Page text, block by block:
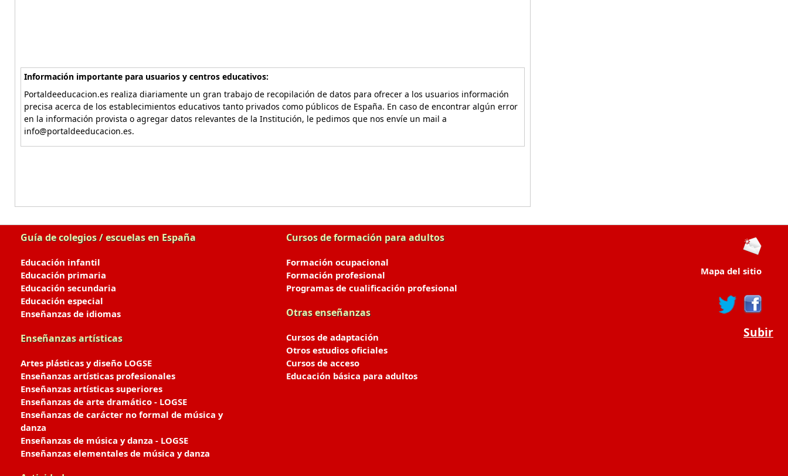
Información importante para usuarios y centros educativos:
Portaldeeducacion.es realiza diariamente un gran trabajo de recopilación de datos para ofrecer a los usuarios información
precisa acerca de los establecimientos educativos tanto privados como públicos de España. En caso de encontrar algún error
en la información provista o agregar datos relevantes de la Institución, le pedimos que nos envíe un mail a
info@portaldeeducacion.es.
Guía de colegios / escuelas en España
Educación infantil
Educación primaria
Educación secundaria
Educación especial
Enseñanzas de idiomas
Enseñanzas artísticas
Artes plásticas y diseño LOGSE
Enseñanzas artísticas profesionales
Enseñanzas artísticas superiores
Enseñanzas de arte dramático - LOGSE
Enseñanzas de carácter no formal de música y
danza
Enseñanzas de música y danza - LOGSE
Enseñanzas elementales de música y danza
Cursos de formación para adultos
Formación ocupacional
Formación profesional
Programas de cualificación profesional
Otras enseñanzas
Cursos de adaptación
Otros estudios oficiales
Cursos de acceso
Educación básica para adultos
Mapa del sitio
Subir